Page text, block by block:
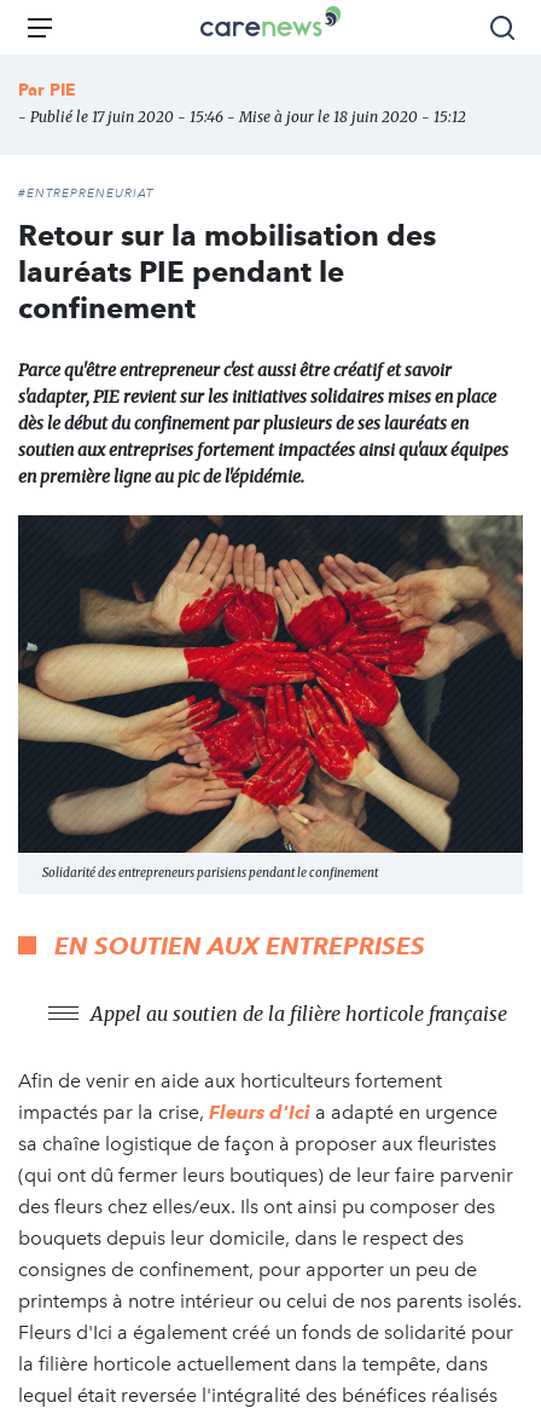
Aller
principal
Carenews,
des
Menu
Par PIE
- Publié le 17 juin 2020 - 15:46 - Mise à jour le 18 juin 2020 - 15:12
#ENTREPRENEURIAT
Retour sur la mobilisation des
lauréats PIE pendant le
confinement
Parce qu'être entrepreneur c'est aussi être créatif et savoir
s'adapter, PIE revient sur les initiatives solidaires mises en place
dès le début du confinement par plusieurs de ses lauréats en
soutien aux entreprises fortement impactées ainsi qu'aux équipes
en première ligne au pic de l'épidémie.
Solidarité des entrepreneurs parisiens pendant le confinement
EN SOUTIEN AUX ENTREPRISES
Appel au soutien de la filière horticole française
Afin de venir en aide aux horticulteurs fortement
impactés par la crise, Fleurs d'Ici a adapté en urgence
sa chaîne logistique de façon à proposer aux fleuristes
(qui ont dû fermer leurs boutiques) de leur faire parvenir
des fleurs chez elles/eux. Ils ont ainsi pu composer des
bouquets depuis leur domicile, dans le respect des
consignes de confinement, pour apporter un peu de
printemps à notre intérieur ou celui de nos parents isolés.
Fleurs d'Ici a également créé un fonds de solidarité pour
la filière horticole actuellement dans la tempête, dans
lequel était reversée l'intégralité des bénéfices réalisés